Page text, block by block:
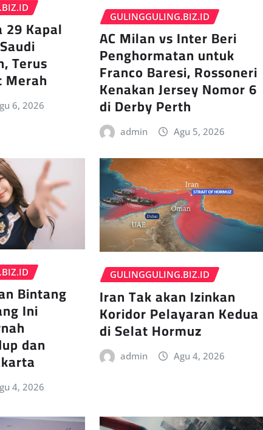
29 Kapal
Terus
Merah
6, 2026
GULINGGULING.BIZ.ID
AC Milan vs Inter Beri
Penghormatan untuk
Franco Baresi, Rossoneri
Kenakan Jersey Nomor 6
di Derby Perth
admin Agu 5, 2026
Bintang
Ini
dan
4, 2026
GULINGGULING.BIZ.ID
Iran Tak akan Izinkan
Koridor Pelayaran Kedua
di Selat Hormuz
admin Agu 4, 2026